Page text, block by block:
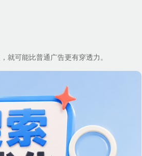
就可能比普通广告更有穿透力。